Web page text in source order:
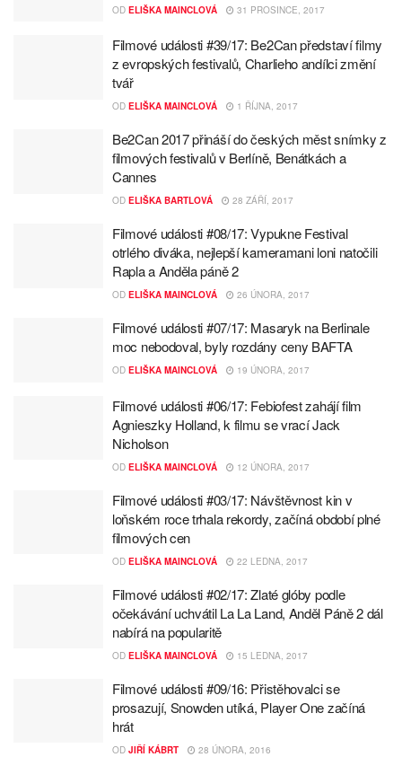
OD ELIŠKA MAINCLOVÁ 31 PROSINCE, 2017
Filmové události #39/17: Be2Can představí filmy
z evropských festivalů, Charlieho andílci změní
tvář
OD ELIŠKA MAINCLOVÁ 1 ŘÍJNA, 2017
Be2Can 2017 přináší do českých měst snímky z
filmových festivalů v Berlíně, Benátkách a
Cannes
OD ELIŠKA BARTLOVÁ 28 ZÁŘÍ, 2017
Filmové události #08/17: Vypukne Festival
otrlého diváka, nejlepší kameramani loni natočili
Rapla a Anděla páně 2
OD ELIŠKA MAINCLOVÁ 26 ÚNORA, 2017
Filmové události #07/17: Masaryk na Berlinale
moc nebodoval, byly rozdány ceny BAFTA
OD ELIŠKA MAINCLOVÁ 19 ÚNORA, 2017
Filmové události #06/17: Febiofest zahájí film
Agnieszky Holland, k filmu se vrací Jack
Nicholson
OD ELIŠKA MAINCLOVÁ 12 ÚNORA, 2017
Filmové události #03/17: Návštěvnost kin v
loňském roce trhala rekordy, začíná období plné
filmových cen
OD ELIŠKA MAINCLOVÁ 22 LEDNA, 2017
Filmové události #02/17: Zlaté glóby podle
očekávání uchvátil La La Land, Anděl Páně 2 dál
nabírá na popularitě
OD ELIŠKA MAINCLOVÁ 15 LEDNA, 2017
Filmové události #09/16: Přistěhovalci se
prosazují, Snowden utíká, Player One začíná
hrát
OD JIŘÍ KÁBRT 28 ÚNORA, 2016